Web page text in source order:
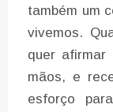
também um
vivemos.
quer afirmar
mãos, e
esforço